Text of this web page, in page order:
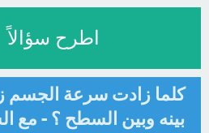
اطرح سؤالاً
كلما زادت سرعة الجسم
بينه وبين السطح ؟ - مع